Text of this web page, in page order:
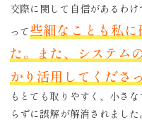
交際に関して自信があるわ
って些細なことも私
た。また、システム
かり活用してくださ
もとても取りやすく、小さ
らずに誤解が解消されました。